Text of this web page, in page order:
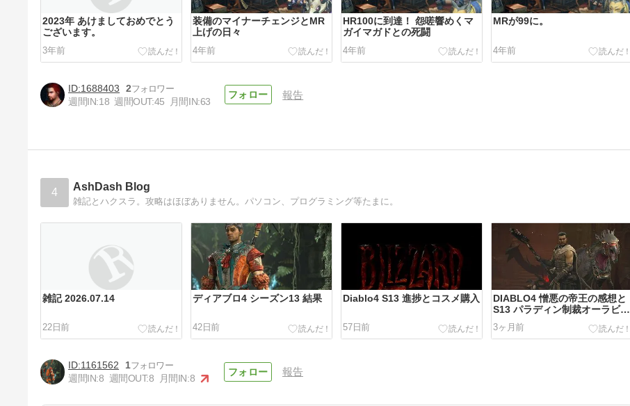
2023年 あけましておめでとう
ございます。
3年前
装備のマイナーチェンジとMR
上げの日々
4年前
HR100に到達！ 怨嗟響めくマ
ガイマガドとの死闘
4年前
MRが99に。
4年前
1688403
2
週間IN:18 週間OUT:45 月間IN:63
報告
4 AshDash Blog
雑記とハクスラ。攻略はほぼありません。パソコン、プログラミング等たまに。
雑記 2026.07.14
22日前
ディアブロ4 シーズン13 結果
42日前
Diablo4 S13 進捗とコスメ購入
57日前
DIABLO4 憎悪の帝王の感想と
S13 パラディン制裁オーラビル
3ヶ月前
1161562
1
週間IN:8 週間OUT:8 月間IN:8
報告